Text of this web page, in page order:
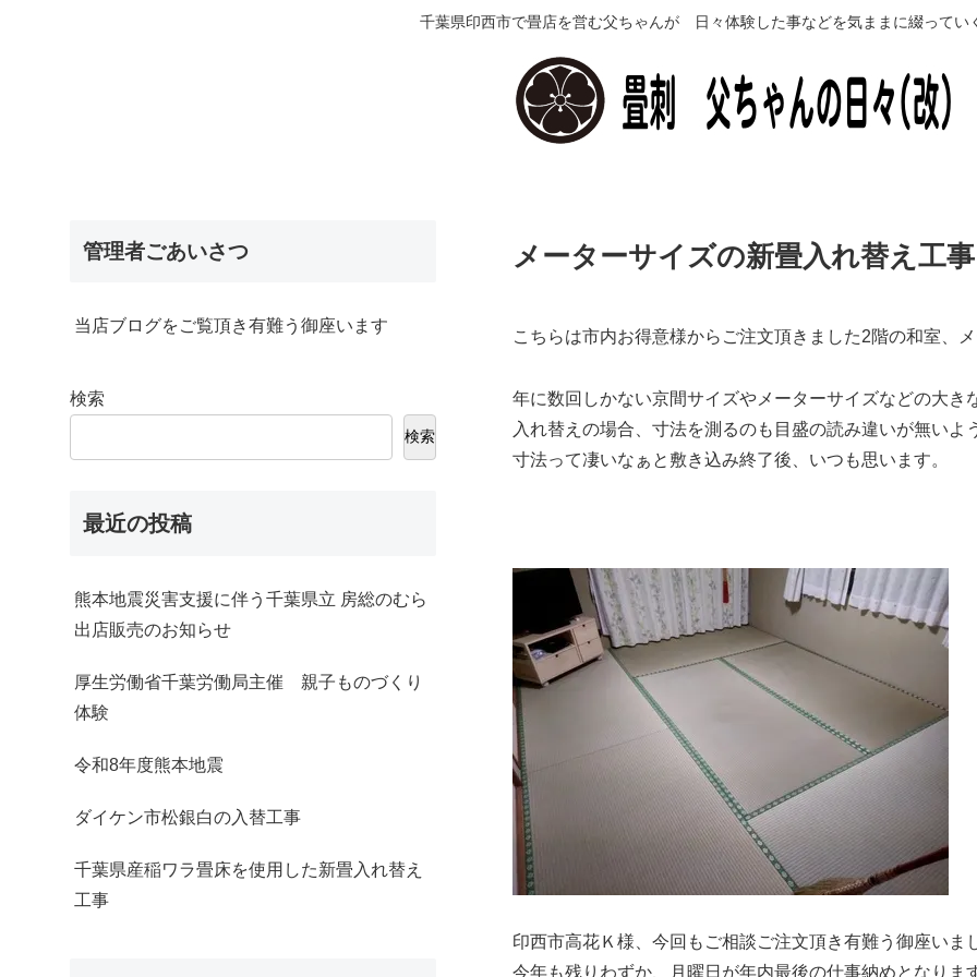
千葉県印西市で畳店を営む父ちゃんが 日々体験した事などを気ままに綴ってい
メーターサイズの新畳入れ替え工事
こちらは市内お得意様からご注文頂きました2階の和室、
年に数回しかない京間サイズやメーターサイズなどの大き
入れ替えの場合、寸法を測るのも目盛の読み違いが無いよ
寸法って凄いなぁと敷き込み終了後、いつも思います。
印西市高花Ｋ様、今回もご相談ご注文頂き有難う御座いま
今年も残りわずか、月曜日が年内最後の仕事納めとなりま
管理者ごあいさつ
当店ブログをご覧頂き有難う御座います
検索
検索
最近の投稿
熊本地震災害支援に伴う千葉県立 房総のむら
出店販売のお知らせ
厚生労働省千葉労働局主催 親子ものづくり
体験
令和8年度熊本地震
ダイケン市松銀白の入替工事
千葉県産稲ワラ畳床を使用した新畳入れ替え
工事